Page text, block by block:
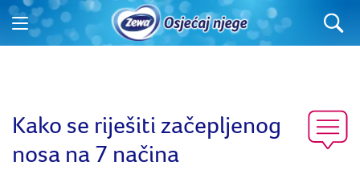
Kako se riješiti začepljenog
nosa na 7 načina